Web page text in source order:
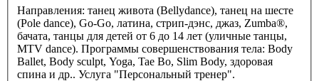
Направления: танец живота (Bellydance), танец на шесте
(Pole dance), Go-Go, латина, стрип-дэнс, джаз, Zumba®,
бачата, танцы для детей от 6 до 14 лет (уличные танцы,
MTV dance). Программы совершенствования тела: Body
Ballet, Body sculpt, Yoga, Tae Bo, Slim Body, здоровая
спина и др.. Услуга "Персональный тренер".